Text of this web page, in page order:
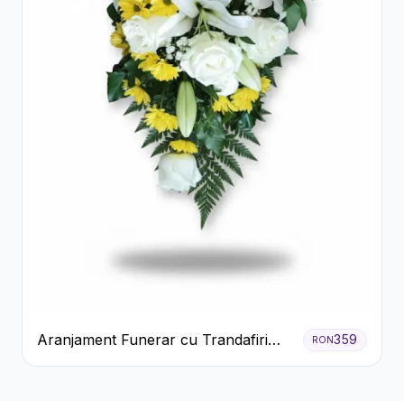
Aranjament Funerar cu Trandafiri
Albi Crizanteme Galbene și Crini
RON359